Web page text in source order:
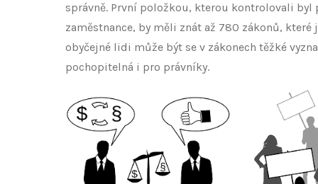
správně. První položkou, kterou kontrolovali
zaměstnance, by měli znát až 780 zákonů,
obyčejné lidi může být se v zákonech těžké
pochopitelná i pro právníky.